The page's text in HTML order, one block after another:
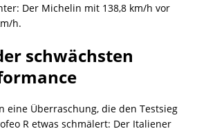
Der Michelin mit 138,8 km/h vor
h.
schwächsten
eine Überraschung, die den Testsieg
R etwas schmälert: Der Italiener